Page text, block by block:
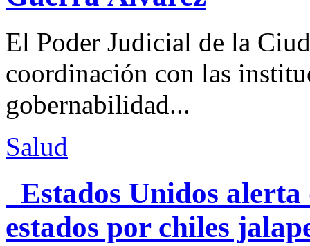
El Poder Judicial de la
coordinación con las
gobernabilidad...
Salud
Estados Unidos alerta
estados por chiles